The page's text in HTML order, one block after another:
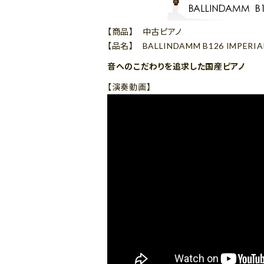
【商品】 中古ピアノ
【品名】 BALLINDAMM B126
音へのこだわりを追求した国産ピアノ
【演奏動画】